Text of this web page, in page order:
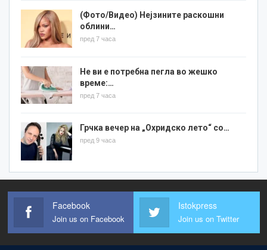
(Фото/Видео) Нејзините раскошни
облини…
пред 7 часа
Не ви е потребна пегла во жешко
време:…
пред 7 часа
Грчка вечер на „Охридско лето“ со…
пред 9 часа
Facebook
Join us on Facebook
Istokpress
Join us on Twitter